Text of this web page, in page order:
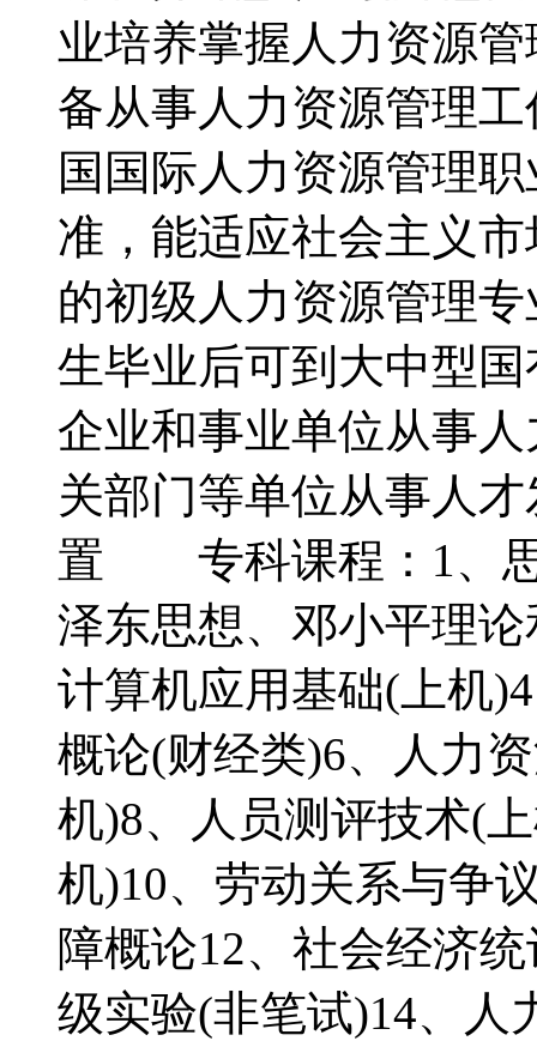
业培养掌握人力资源
备从事人力资源管理
国国际人力资源管理
准，能适应社会主义
的初级人力资源管
生毕业后可到大中型
企业和事业单位从事
关部门等单位从事人
置 专科课程：1、思
泽东思想、邓小平理
计算机应用基础(上机
概论(财经类)6、人力
机)8、人员测评技术(
机)10、劳动关系与争
障概论12、社会经济
级实验(非笔试)14、人